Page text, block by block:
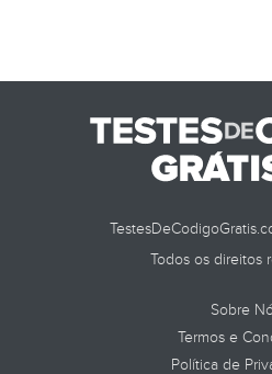
Todos os direitos
Sobre
Termos e
Política de